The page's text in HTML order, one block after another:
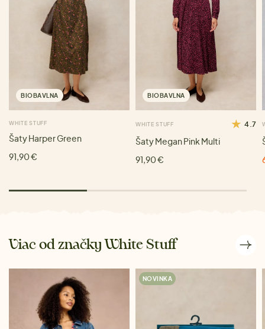
BIOBAVLNA
WHITE STUFF
Šaty Harper Green
91,90 €
BIOBAVLNA
WHITE STUFF 4.7
Šaty Megan Pink Multi
91,90 €
Viac od značky White Stuff
NOVINKA